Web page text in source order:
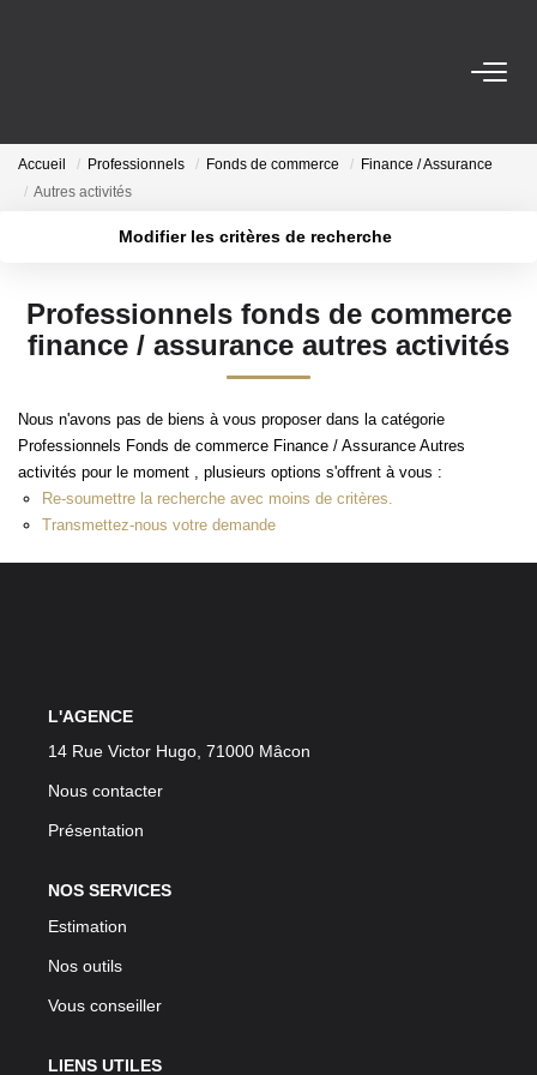
NOUS REJOINDRE
L'AGENCE
CONTACT
Accueil Professionnels Fonds de commerce
Finance / Assurance
Autres activités
Modifier les critères de recherche
Type de bien
Budget max Plus de critères
Professionnels fonds de commerce
finance / assurance autres activités
Nous n'avons pas de biens à vous proposer dans la catégorie
Professionnels Fonds de commerce Finance / Assurance Autres
activités pour le moment , plusieurs options s'offrent à vous :
Re-soumettre la recherche avec moins de critères.
Transmettez-nous votre demande
L'AGENCE
14 Rue Victor Hugo, 71000 Mâcon
Nous contacter
Présentation
NOS SERVICES
Estimation
Nos outils
Vous conseiller
LIENS UTILES